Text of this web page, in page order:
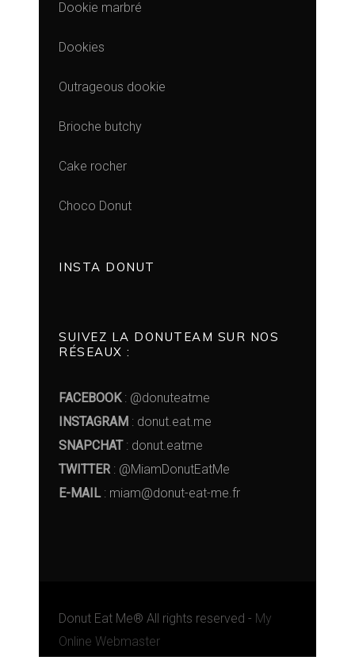
Dookie marbré
Dookies
Outrageous dookie
Brioche butchy
Cake rocher
Choco Donut
INSTA DONUT
SUIVEZ LA DONUTEAM SUR NOS
RÉSEAUX :
FACEBOOK: @donuteatme
INSTAGRAM : donut.eat.me
SNAPCHAT: donut.eatme
TWITTER: @MiamDonutEatMe
E-MAIL: miam@donut-eat-me.fr
Donut Eat Me® All rights reserved - My
Online Webmaster